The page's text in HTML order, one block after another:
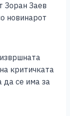
Зоран Заев
новинарот
критичката
да се има за